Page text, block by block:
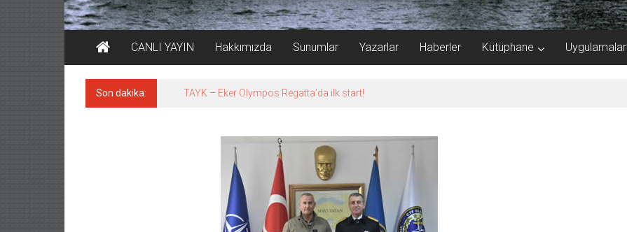
CANLI YAYIN Hakkımızda Sunumlar Yazarlar Haberler Kütüphane Uygulamalar
Son dakika: İstanbul ve Çanakkale: 6 ayda 40.000 gemi